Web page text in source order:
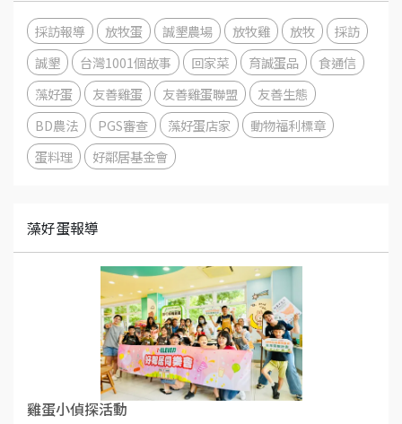
採訪報導 放牧蛋 誠墾農場 放牧雞 放牧
採訪
誠墾
台灣1001個故事 回家菜 育誠蛋品
食通信
藻好蛋
友善雞蛋 友善雞蛋聯盟
友善生態
BD農法
PGS審查 藻好蛋店家
動物福利標章
蛋料理
好鄰居基金會
藻好蛋報導
雞蛋小偵探活動